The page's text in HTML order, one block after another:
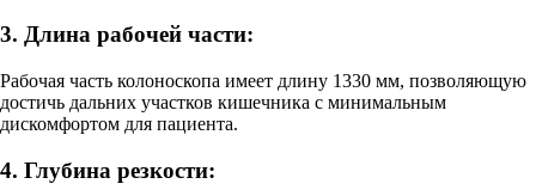
3. Длина рабочей части:
Рабочая часть колоноскопа имеет длину 1330 мм, позволяющую
достичь дальних участков кишечника с минимальным
дискомфортом для пациента.
4. Глубина резкости: